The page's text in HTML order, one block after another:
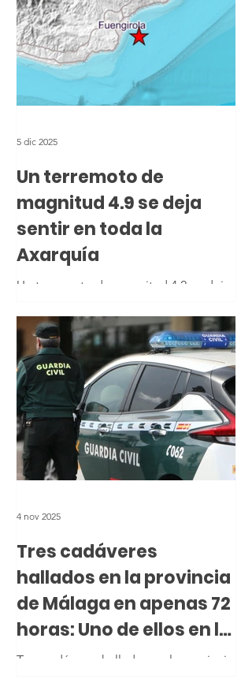
Un terremoto de
magnitud 4.9 se deja
sentir en toda la
Axarquía
Un terremoto de magnitud 4,2 se deja
5 dic 2025
Tres cadáveres
hallados en la provincia
de Málaga en apenas 72
horas: Uno de ellos en la
Axarquía
Tres cadáveres hallados en la provincia
4 nov 2025